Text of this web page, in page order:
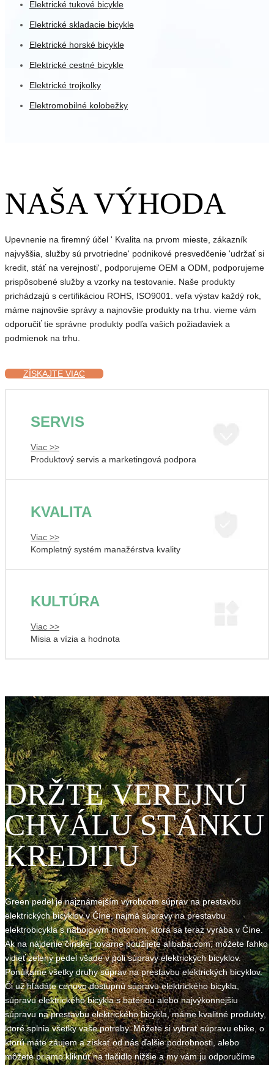
Elektrické tukové bicykle
Elektrické skladacie bicykle
Elektrické horské bicykle
Elektrické cestné bicykle
Elektrické trojkolky
Elektromobilné kolobežky
NAŠA VÝHODA
Upevnenie na firemný účel ' Kvalita na prvom mieste, zákazník
najvyššia, služby sú prvotriedne' podnikové presvedčenie 'udržať si
kredit, stáť na verejnosti', podporujeme OEM a ODM, podporujeme
prispôsobené služby a vzorky na testovanie. Naše produkty
prichádzajú s certifikáciou ROHS, ISO9001. veľa výstav každý rok,
máme najnovšie správy a najnovšie produkty na trhu. vieme vám
odporučiť tie správne produkty podľa vašich požiadaviek a
podmienok na trhu.
ZÍSKAJTE VIAC
SERVIS
Viac >>
Produktový servis a marketingová podpora
KVALITA
Viac >>
Kompletný systém manažérstva kvality
KULTÚRA
Viac >>
Misia a vízia a hodnota
DRŽTE VEREJNÚ
CHVÁLU STÁNKU
KREDITU
Green pedel je najznámejším výrobcom súprav na prestavbu
elektrických bicyklov v Číne, najmä súpravy na prestavbu
elektrobicykla s nábojovým motorom, ktorá sa teraz vyrába v Číne.
Ak na nájdenie čínskej továrne použijete alibaba.com, môžete ľahko
vidieť zelený pedel všade v poli súpravy elektrických bicyklov.
Ponúkame všetky druhy súprav na prestavbu elektrických bicyklov.
Či už hľadáte cenovo dostupnú súpravu elektrického bicykla,
súpravu elektrického bicykla s batériou alebo najvýkonnejšiu
súpravu na prestavbu elektrického bicykla, máme kvalitné produkty,
ktoré splnia všetky vaše potreby. Môžete si vybrať súpravu ebike, o
ktorú máte záujem a získať od nás ďalšie podrobnosti, alebo
môžete priamo kliknúť na tlačidlo nižšie a my vám ju odporučíme